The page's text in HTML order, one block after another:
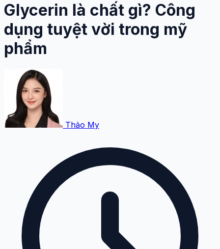
Glycerin là chất gì? Công
dụng tuyệt vời trong mỹ
phẩm
Thảo My